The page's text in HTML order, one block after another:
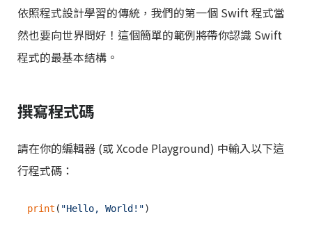
依照程式設計學習的傳統，我們的第一個 Swift 程式當
然也要向世界問好！這個簡單的範例將帶你認識 Swift
程式的最基本結構。
撰寫程式碼
請在你的編輯器 (或 Xcode Playground) 中輸入以下這
行程式碼：
print ( "Hello, World!"